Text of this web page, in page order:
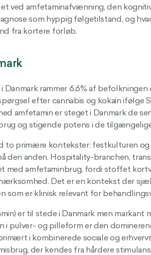
ved amfetaminafvænning, den
som hyppig følgetilstand, og
fra kortere forløb.
rammer 6,6% af befolkningen
efter cannabis og kokain ifølge
amfetamin er steget i Danmark de
og stigende potens i de
to primære kontekster: festkulturen og
den anden. Hospitality-branchen,
med amfetaminbrug, fordi stoffet
Det er en kontekst der
som er klinisk relevant for
er til stede i Danmark men markant
i pulver- og pilleform er den
i kombinerede sociale og
der kendes fra hårdere